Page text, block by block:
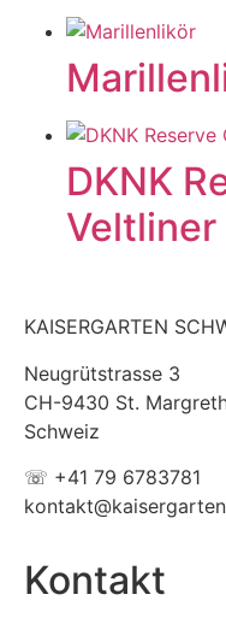
DKNK
KAISERGARTEN
Neugrütstrasse 3
CH-9430 St.
Schweiz
☏ +41 79 6783781
Kontakt